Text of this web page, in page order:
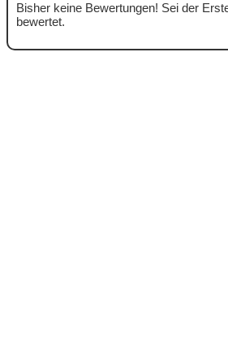
Bisher keine Bewertungen! Sei der
bewertet.